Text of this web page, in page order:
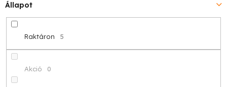
d
e
z
Állapot
Raktáron 5
Akció 0